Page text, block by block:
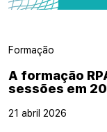
Formação
A formação
sessões em
21 abril 2026